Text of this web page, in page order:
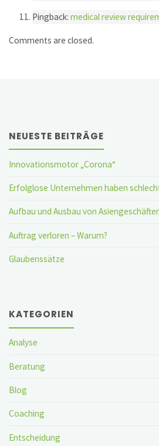
Pingback:medical review
Comments are closed.
NEUESTE BEITRÄGE
Innovationsmotor „Corona“
Erfolglose Unternehmen haben
Aufbau und Ausbau von
Auftrag verloren – Warum?
Glaubenssätze
KATEGORIEN
Analyse
Beratung
Blog
Coaching
Entscheidung